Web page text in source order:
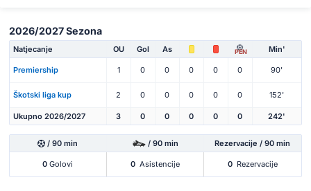
2026/2027 Sezona
Natjecanje OU Gol As PEN Min'
Premiership 1 0 0 0 0 0 90'
Škotski liga kup 2 0 0 0 0 0 152'
Ukupno 2026/2027 3 0 0 0 0 0 242'
/ 90 min / 90 min Rezervacije / 90 min
0 Golovi 0 Asistencije 0 Rezervacije